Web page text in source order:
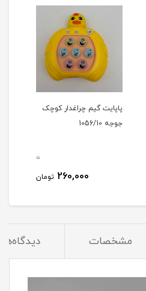
پاپایت گیم چراغدار کوچک
جوجه 1056/10
0
260,000 تومان
مشخصات دیدگاه‌ها